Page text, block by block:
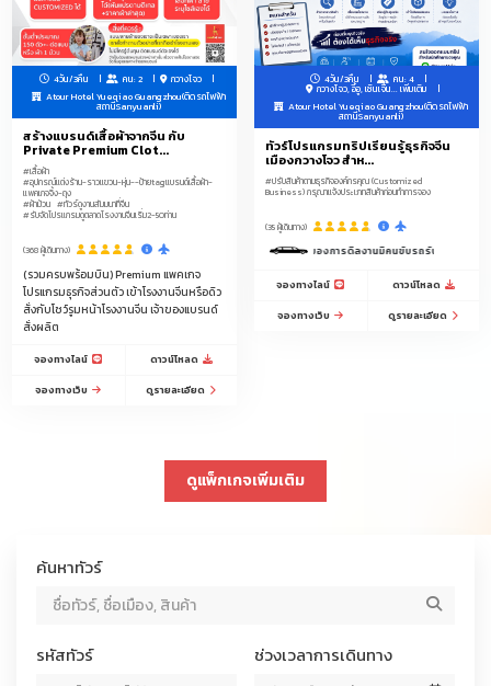
4วัน/3คืน คน: 2
กวางโจว
Atour Hotel Yueqiao Guangzhou(ติดรถไฟฟ้า
สถานีSanyuanli)
สร้างแบรนด์เสื้อผ้าจากจีน กับ
Private Premium Clot...
#เสื้อผ้า
#อุปกรณ์แต่งร้าน-ราวแขวน-หุ่น--ป้ายtagแบรนด์เสื้อผ้า-
แพคเกจจิ้ง-ถุง
#ผ้าม้วน #ทัวร์ดูงานสัมมนาที่จีน
#รับจัดโปรแกรมดูตลาดโรงงานจีนเริ่ม2-50ท่าน
(368 ผู้เดินทาง)
(รวมครบพร้อมบิน) Premium แพคเกจ
โปรแกรมธุรกิจส่วนตัว เข้าโรงงานจีนหรือดิว
สั่งกับโชว์รูมหน้าโรงงานจีน เจ้าของแบรนด์
สั่งผลิต
จองทางไลน์
ดาวน์โหลด
จองทางเว็บ
ดูรายละเอียด
4วัน/3คืน คน: 4
กวางโจว, อี้อู, เซินเจิ้น... เพิ่มเติม
Atour Hotel Yueqiao Guangzhou(ติดรถไฟฟ้า
สถานีSanyuanli)
ทัวร์โปรแกรมทริปเรียนรู้ธุรกิจจีน
เมืองกวางโจว สำห...
#ปรับสินค้าตามธุรกิจองค์กรคุณ (Customized
Business) กรุณาแจ้งประเภทสินค้าก่อนทำการจอง
(35 ผู้เดินทาง)
3 วันของการดีลงานมีคนขับรถรับ-ส่งบริการ 1 วัน 9.00-
จองทางไลน์
ดาวน์โหลด
จองทางเว็บ
ดูรายละเอียด
ดูแพ็กเกจเพิ่มเติม
ค้นหาทัวร์ / แพ็กเกจ
ค้นหาทัวร์
รหัสทัวร์ ช่วงเวลาการเดินทาง